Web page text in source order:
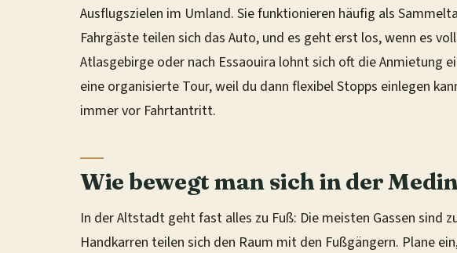
Ausflugszielen im Umland. Sie funktionieren häufig als
Fahrgäste teilen sich das Auto, und es geht erst los, wenn es
Atlasgebirge oder nach Essaouira lohnt sich oft die Anmietung
eine organisierte Tour, weil du dann flexibel Stopps einlegen
immer vor Fahrtantritt.
Wie bewegt man sich in der
In der Altstadt geht fast alles zu Fuß: Die meisten Gassen sind
Handkarren teilen sich den Raum mit den Fußgängern. Plane